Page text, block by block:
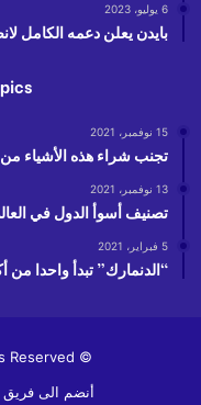
6 يوليو، 2023
بايدن يعلن دعمه الكامل
15 نوفمبر، 2021
تجنب شراء هذه الأشياء من
13 نوفمبر، 2021
تصنيف أسوأ الدول في
5 فبراير، 2021
“الدنمارك” تبدأ واحدا من أكبر
© Copyright 2026, All Rights Reserved |
أنضم الى فريق